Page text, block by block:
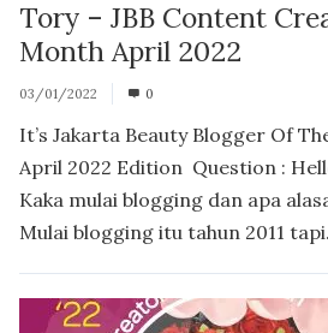
Tory – JBB Content
Month April 2022
03/01/2022 0
It’s Jakarta Beauty Blogger Of
April 2022 Edition Question :
Kaka mulai blogging dan apa
Mulai blogging itu tahun 2011